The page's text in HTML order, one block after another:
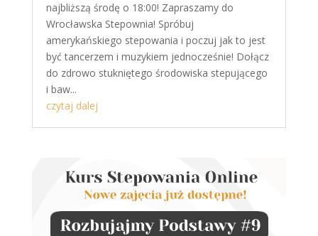
najbliższą środę o 18:00! Zapraszamy do
Wrocławska Stepownia! Spróbuj
amerykańskiego stepowania i poczuj jak to jest
być tancerzem i muzykiem jednocześnie! Dołącz
do zdrowo stukniętego środowiska stepującego
i baw...
czytaj dalej